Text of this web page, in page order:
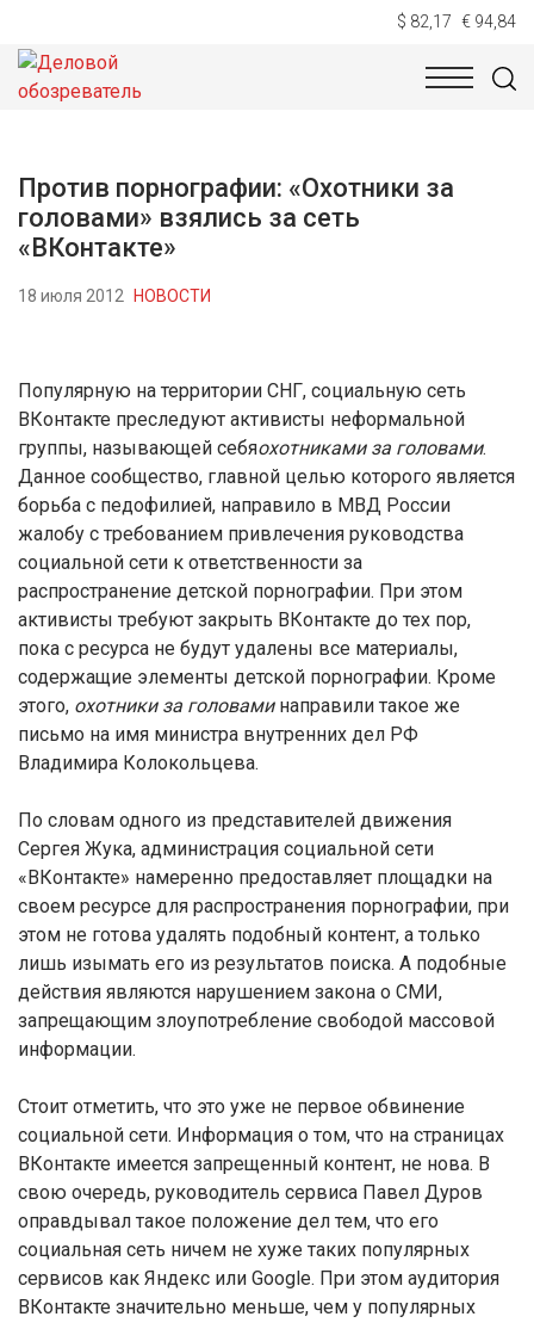
$ 82,17 € 94,84
НОВОСТИ
Против порнографии: «Охотники за
головами» взялись за сеть
«ВКонтакте»
18 июля 2012 НОВОСТИ
Популярную на территории СНГ, социальную сеть
ВКонтакте преследуют активисты неформальной
группы, называющей себяохотниками за головами.
Данное сообщество, главной целью которого является
борьба с педофилией, направило в МВД России
жалобу с требованием привлечения руководства
социальной сети к ответственности за
распространение детской порнографии. При этом
активисты требуют закрыть ВКонтакте до тех пор,
пока с ресурса не будут удалены все материалы,
содержащие элементы детской порнографии. Кроме
этого, охотники за головаминаправили такое же
письмо на имя министра внутренних дел РФ
Владимира Колокольцева.
По словам одного из представителей движения
Сергея Жука, администрация социальной сети
«ВКонтакте» намеренно предоставляет площадки на
своем ресурсе для распространения порнографии, при
этом не готова удалять подобный контент, а только
лишь изымать его из результатов поиска. А подобные
действия являются нарушением закона о СМИ,
запрещающим злоупотребление свободой массовой
информации.
Стоит отметить, что это уже не первое обвинение
социальной сети. Информация о том, что на страницах
ВКонтакте имеется запрещенный контент, не нова. В
свою очередь, руководитель сервиса Павел Дуров
оправдывал такое положение дел тем, что его
социальная сеть ничем не хуже таких популярных
сервисов как Яндекс или Google. При этом аудитория
ВКонтакте значительно меньше, чем у популярных